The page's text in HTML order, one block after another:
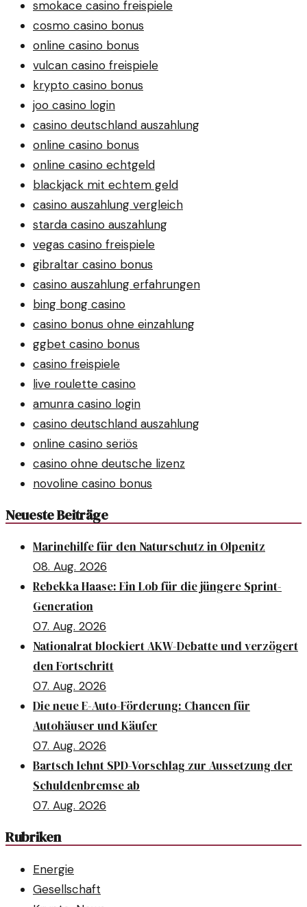
smokace casino freispiele
cosmo casino bonus
online casino bonus
vulcan casino freispiele
krypto casino bonus
joo casino login
casino deutschland auszahlung
online casino bonus
online casino echtgeld
blackjack mit echtem geld
casino auszahlung vergleich
starda casino auszahlung
vegas casino freispiele
gibraltar casino bonus
casino auszahlung erfahrungen
bing bong casino
casino bonus ohne einzahlung
ggbet casino bonus
casino freispiele
live roulette casino
amunra casino login
casino deutschland auszahlung
online casino seriös
casino ohne deutsche lizenz
novoline casino bonus
Neueste Beiträge
Marinehilfe für den Naturschutz in Olpenitz
08. Aug. 2026
Rebekka Haase: Ein Lob für die jüngere Sprint-
Generation
07. Aug. 2026
Nationalrat blockiert AKW-Debatte und verzögert
den Fortschritt
07. Aug. 2026
Die neue E-Auto-Förderung: Chancen für
Autohäuser und Käufer
07. Aug. 2026
Bartsch lehnt SPD-Vorschlag zur Aussetzung der
Schuldenbremse ab
07. Aug. 2026
Rubriken
Energie
Gesellschaft